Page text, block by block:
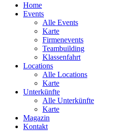
Home
Events
Alle Events
Karte
Firmenevents
Teambuilding
Klassenfahrt
Locations
Alle Locations
Karte
Unterkünfte
Alle Unterkünfte
Karte
Magazin
Kontakt